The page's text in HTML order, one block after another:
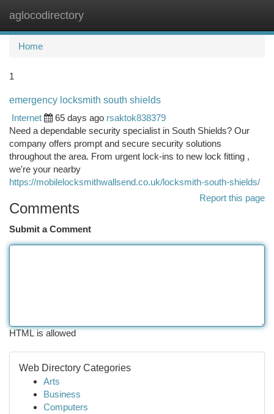
aglocodirectory
Home
1
emergency locksmith south shields
Internet
65 days ago rsaktok838379
Need a dependable security specialist in South Shields? Our
company offers prompt and secure security solutions
throughout the area. From urgent lock-ins to new lock fitting ,
we're your nearby
https://mobilelocksmithwallsend.co.uk/locksmith-south-shields/
Report this page
Comments
Submit a Comment
HTML is allowed
Web Directory Categories
Arts
Business
Computers